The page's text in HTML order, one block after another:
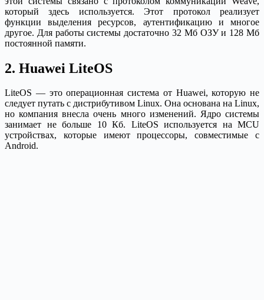
который здесь используется. Этот протокол реализует
функции выделения ресурсов, аутентификацию и многое
другое. Для работы системы достаточно 32 Мб ОЗУ и 128 Мб
постоянной памяти.
2. Huawei LiteOS
LiteOS — это операционная система от Huawei, которую не
следует путать с дистрибутивом Linux. Она основана на Linux,
но компания внесла очень много изменений. Ядро системы
занимает не больше 10 Кб. LiteOS используется на MCU
устройствах, которые имеют процессоры, совместимые с
Android.